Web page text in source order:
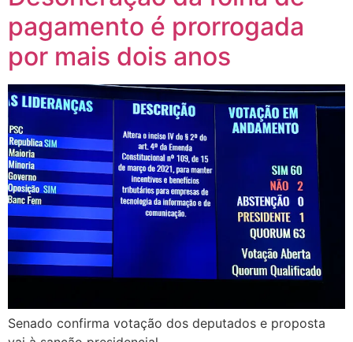
pagamento é prorrogada
por mais dois anos
Senado confirma votação dos deputados e proposta